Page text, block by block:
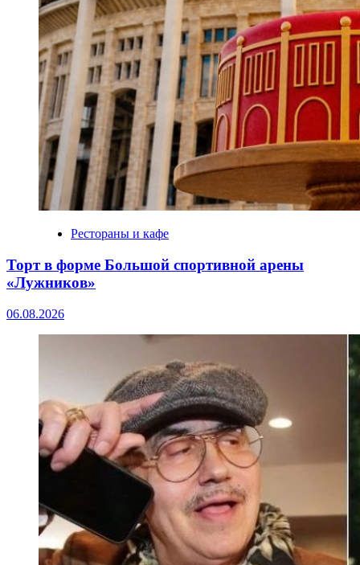
Рестораны и кафе
Торт в форме Большой спортивной арены
«Лужников»
06.08.2026